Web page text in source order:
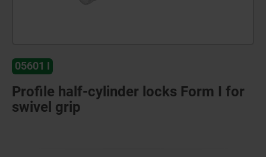
05601 I
Profile half-cylinder locks Form I for
swivel grip